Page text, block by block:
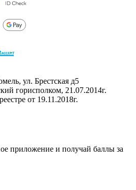
ул. Брестская д5
горисполком, 21.07.2014г.
от 19.11.2018г.
приложение и получай баллы за